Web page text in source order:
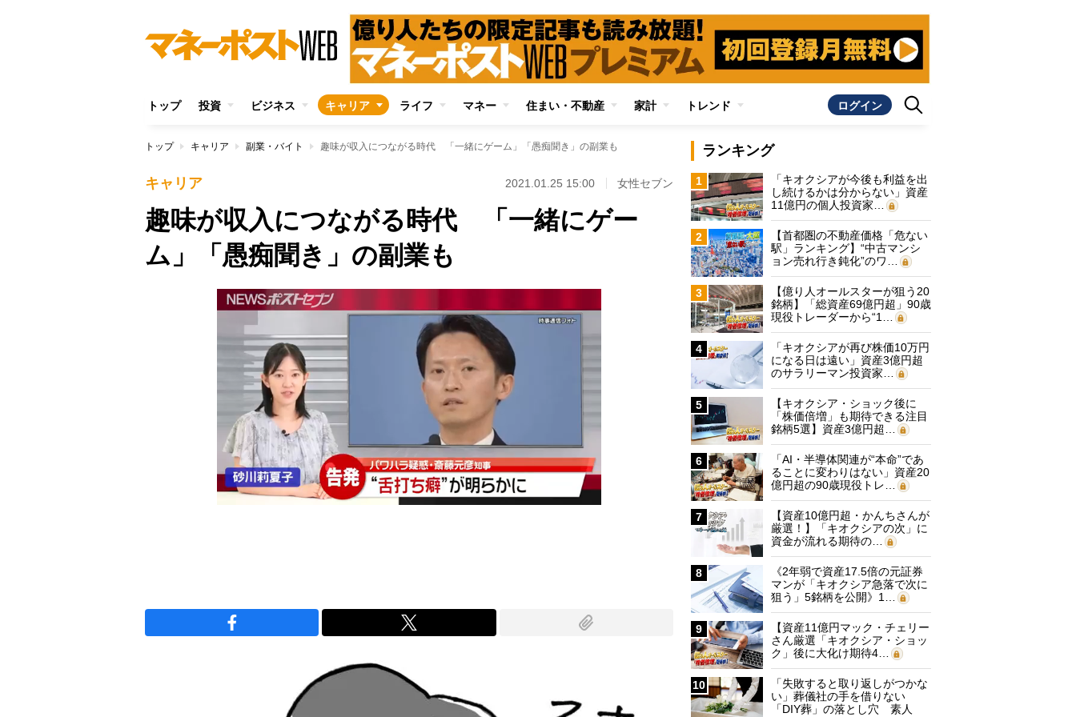
トップ 投資 ビジネス キャリア ライフ マネー 住まい・不動産 家計 トレンド ログイン
トップ キャリア 副業・バイト 趣味が収入につながる時代 「一緒にゲーム」「愚痴聞き」の副業も
キャリア 2021.01.25 15:00 女性セブン
趣味が収入につながる時代 「一緒にゲー
ム」「愚痴聞き」の副業も
ランキング
1
「キオクシアが今後も利益を出
し続けるかは分からない」資産
11億円の個人投資家…
2
【首都圏の不動産価格「危ない
駅」ランキング】“中古マンシ
ョン売れ行き鈍化”のワ…
3
【億り人オールスターが狙う20
銘柄】「総資産69億円超」90歳
現役トレーダーから“1…
4
「キオクシアが再び株価10万円
になる日は遠い」資産3億円超
のサラリーマン投資家…
5
【キオクシア・ショック後に
「株価倍増」も期待できる注目
銘柄5選】資産3億円超…
6
「AI・半導体関連が“本命”であ
ることに変わりはない」資産20
億円超の90歳現役トレ…
7
【資産10億円超・かんちさんが
厳選！】「キオクシアの次」に
資金が流れる期待の…
8
《2年弱で資産17.5倍の元証券
マンが「キオクシア急落で次に
狙う」5銘柄を公開》1…
9
【資産11億円マック・チェリー
さん厳選「キオクシア・ショッ
ク」後に大化け期待4…
10
「失敗すると取り返しがつかな
い」葬儀社の手を借りない
「DIY葬」の落とし穴 素人